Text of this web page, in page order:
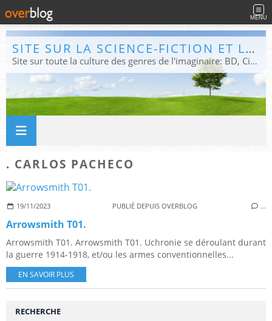
MENU
SITE SUR LA SCIENCE-FICTION ET LE FANTASTIQUE
Site sur toute la culture des genres de l'imaginaire: BD, Cinéma, Livre, Jeux, Théâtre. Présent dans les principaux festivals de film fantastique e de science-fiction, salons et conventions.
. CARLOS PACHECO
19/11/2023 PUBLIÉ DEPUIS OVERBLOG …
Arrowsmith T01.
Arrowsmith T01. Arrowsmith T01. Uchronie se déroulant durant
la guerre 1914-1918, et/ou les armes conventionnelles...
EN SAVOIR PLUS
RECHERCHE